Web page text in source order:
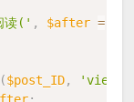
读(' , $after =
($post_ID, 'views'